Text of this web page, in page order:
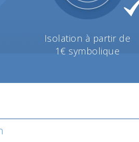
Isolation à partir de
1€ symbolique